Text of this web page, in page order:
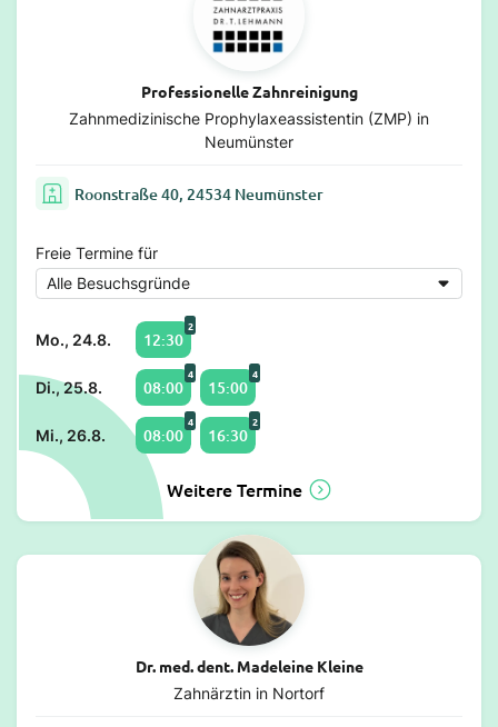
Professionelle Zahnreinigung
Zahnmedizinische Prophylaxeassistentin (ZMP) in
Neumünster
Roonstraße 40, 24534 Neumünster
Freie Termine für
Mo., 24.8. 12:30
2
Di., 25.8. 08:00
4
15:00
4
Mi., 26.8. 08:00
4
16:30
2
Weitere Termine
Dr. med. dent. Madeleine Kleine
Zahnärztin in Nortorf